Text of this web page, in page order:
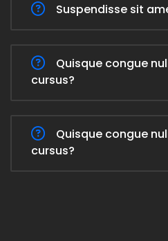
Suspendisse sit
Quisque congue
cursus?
Quisque congue
cursus?